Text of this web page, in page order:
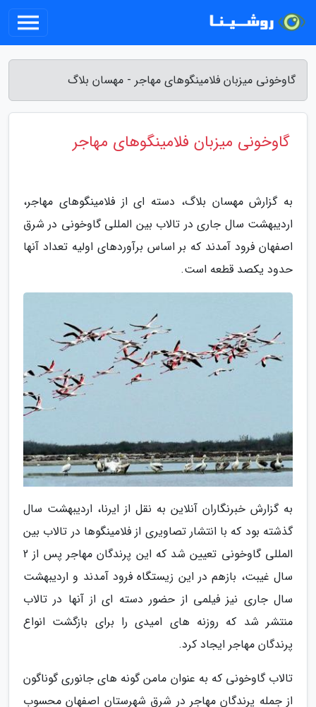
گاوخونی میزبان فلامینگوهای مهاجر - مهسان بلاگ
گاوخونی میزبان فلامینگوهای مهاجر
به گزارش مهسان بلاگ، دسته ای از فلامینگوهای مهاجر،
اردیبهشت سال جاری در تالاب بین المللی گاوخونی در شرق
اصفهان فرود آمدند که بر اساس برآوردهای اولیه تعداد آنها
حدود یکصد قطعه است.
به گزارش خبرنگاران آنلاین به نقل از ایرنا، اردیبهشت سال
گذشته بود که با انتشار تصاویری از فلامینگوها در تالاب بین
المللی گاوخونی تعیین شد که این پرندگان مهاجر پس از 2
سال غیبت، بازهم در این زیستگاه فرود آمدند و اردیبهشت
سال جاری نیز فیلمی از حضور دسته ای از آنها در تالاب
منتشر شد که روزنه های امیدی را برای بازگشت انواع
پرندگان مهاجر ایجاد کرد.
تالاب گاوخونی که به عنوان مامن گونه های جانوری گوناگون
از جمله پرندگان مهاجر در شرق شهرستان اصفهان محسوب